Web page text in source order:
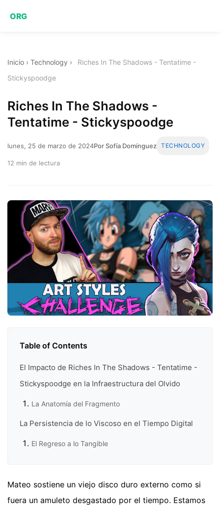
ORG
Inicio › Technology ›
Riches In The Shadows - Tentatime -
Stickyspoodge
Riches In The Shadows -
Tentatime - Stickyspoodge
lunes, 25 de marzo de 2024Por Sofía Domínguez TECHNOLOGY
12 min de lectura
Table of Contents
El Impacto de Riches In The Shadows - Tentatime -
Stickyspoodge en la Infraestructura del Olvido
La Anatomía del Fragmento
La Persistencia de lo Viscoso en el Tiempo Digital
El Regreso a lo Tangible
Mateo sostiene un viejo disco duro externo como si
fuera un amuleto desgastado por el tiempo. Estamos